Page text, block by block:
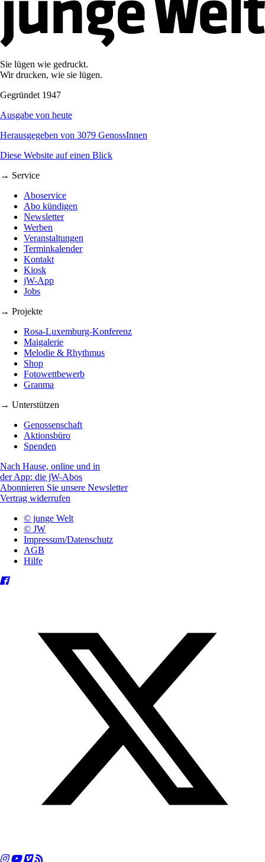
Sie lügen wie gedruckt.
Wir drucken, wie sie lügen.
Gegründet 1947
Ausgabe von heute
Herausgegeben von 3079 GenossInnen
Diese Website auf einen Blick
→ Service
Aboservice
Abo kündigen
Newsletter
Werben
Veranstaltungen
Terminkalender
Kontakt
Kiosk
jW-App
Jobs
→ Projekte
Rosa-Luxemburg-Konferenz
Maigalerie
Melodie & Rhythmus
Shop
Fotowettbewerb
Granma
→ Unterstützen
Genossenschaft
Aktionsbüro
Spenden
Nach Hause, online und in
der App: die jW-Abos
Abonnieren Sie unsere Newsletter
Vertrag widerrufen
© junge Welt
© JW
Impressum/Datenschutz
AGB
Hilfe